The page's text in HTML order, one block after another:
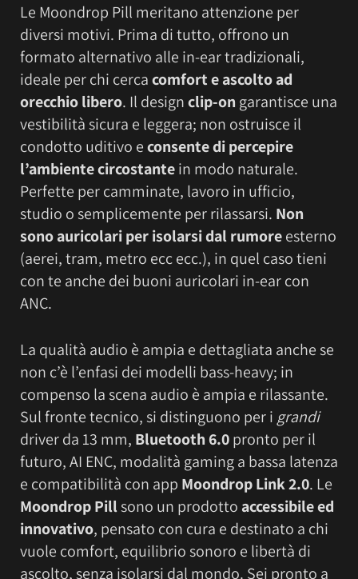
Le Moondrop Pill meritano attenzione per
diversi motivi. Prima di tutto, offrono un
formato alternativo alle in-ear tradizionali,
ideale per chi cercacomfort e ascolto ad
orecchio libero. Il designclip-ongarantisce una
vestibilità sicura e leggera; non ostruisce il
condotto uditivo econsente di percepire
l’ambiente circostantein modo naturale.
Perfette per camminate, lavoro in ufficio,
studio o semplicemente per rilassarsi. Non
sono auricolari per isolarsi dal rumoreesterno
(aerei, tram, metro ecc ecc.), in quel caso tieni
con te anche dei buoni auricolari in-ear con
ANC.
La qualità audio è ampia e dettagliata anche se
non c’è l’enfasi dei modelli bass-heavy; in
compenso la scena audio è ampia e rilassante.
Sul fronte tecnico, si distinguono per i grandi
driver da 13 mm, Bluetooth 6.0pronto per il
futuro, AI ENC, modalità gaming a bassa latenza
e compatibilità con app Moondrop Link 2.0. Le
Moondrop Pillsono un prodotto accessibile ed
innovativo, pensato con cura e destinato a chi
vuole comfort, equilibrio sonoro e libertà di
ascolto, senza isolarsi dal mondo. Sei pronto a